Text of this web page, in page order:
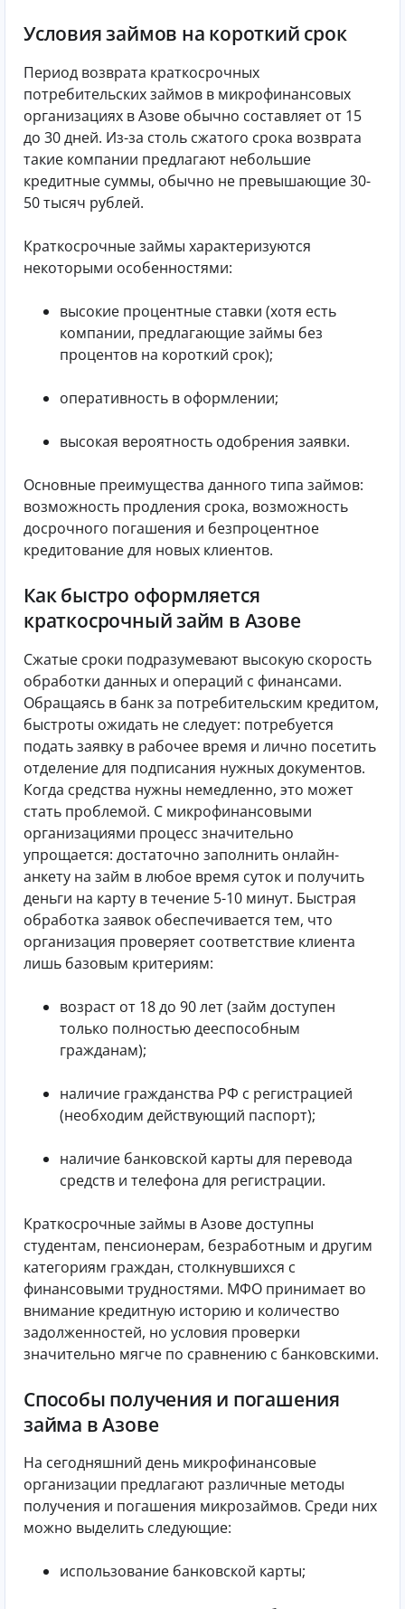
Условия займов на короткий срок
Период возврата краткосрочных
потребительских займов в микрофинансовых
организациях в Азове обычно составляет от 15
до 30 дней. Из-за столь сжатого срока возврата
такие компании предлагают небольшие
кредитные суммы, обычно не превышающие 30-
50 тысяч рублей.
Краткосрочные займы характеризуются
некоторыми особенностями:
высокие процентные ставки (хотя есть
компании, предлагающие займы без
процентов на короткий срок);
оперативность в оформлении;
высокая вероятность одобрения заявки.
Основные преимущества данного типа займов:
возможность продления срока, возможность
досрочного погашения и безпроцентное
кредитование для новых клиентов.
Как быстро оформляется
краткосрочный займ в Азове
Сжатые сроки подразумевают высокую скорость
обработки данных и операций с финансами.
Обращаясь в банк за потребительским кредитом,
быстроты ожидать не следует: потребуется
подать заявку в рабочее время и лично посетить
отделение для подписания нужных документов.
Когда средства нужны немедленно, это может
стать проблемой. С микрофинансовыми
организациями процесс значительно
упрощается: достаточно заполнить онлайн-
анкету на займ в любое время суток и получить
деньги на карту в течение 5-10 минут. Быстрая
обработка заявок обеспечивается тем, что
организация проверяет соответствие клиента
лишь базовым критериям:
возраст от 18 до 90 лет (займ доступен
только полностью дееспособным
гражданам);
наличие гражданства РФ с регистрацией
(необходим действующий паспорт);
наличие банковской карты для перевода
средств и телефона для регистрации.
Краткосрочные займы в Азове доступны
студентам, пенсионерам, безработным и другим
категориям граждан, столкнувшихся с
финансовыми трудностями. МФО принимает во
внимание кредитную историю и количество
задолженностей, но условия проверки
значительно мягче по сравнению с банковскими.
Способы получения и погашения
займа в Азове
На сегодняшний день микрофинансовые
организации предлагают различные методы
получения и погашения микрозаймов. Среди них
можно выделить следующие:
использование банковской карты;